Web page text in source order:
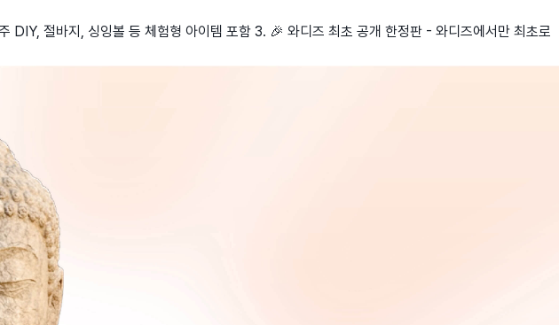
절바지, 싱잉볼 등 체험형 아이템 포함 3. 🎉 와디즈 최초 공개 한정판 - 와디즈에서만 최초로